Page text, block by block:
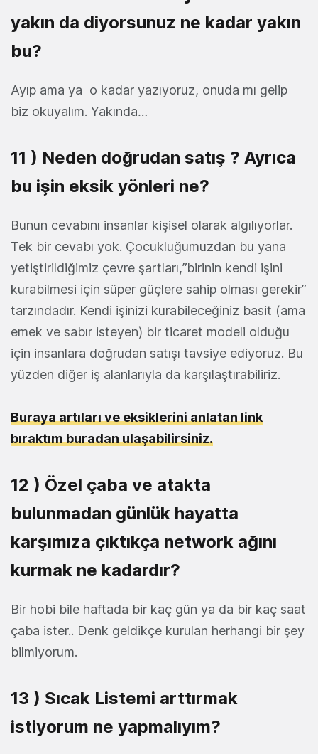
yakın da diyorsunuz ne kadar yakın
bu?
Ayıp ama ya o kadar yazıyoruz, onuda mı gelip
biz okuyalım. Yakında…
11 ) Neden doğrudan satış ? Ayrıca
bu işin eksik yönleri ne?
Bunun cevabını insanlar kişisel olarak algılıyorlar.
Tek bir cevabı yok. Çocukluğumuzdan bu yana
yetiştirildiğimiz çevre şartları,”birinin kendi işini
kurabilmesi için süper güçlere sahip olması gerekir”
tarzındadır. Kendi işinizi kurabileceğiniz basit (ama
emek ve sabır isteyen) bir ticaret modeli olduğu
için insanlara doğrudan satışı tavsiye ediyoruz. Bu
yüzden diğer iş alanlarıyla da karşılaştırabiliriz.
Buraya artıları ve eksiklerini anlatan link
bıraktım buradan ulaşabilirsiniz.
12 ) Özel çaba ve atakta
bulunmadan günlük hayatta
karşımıza çıktıkça network ağını
kurmak ne kadardır?
Bir hobi bile haftada bir kaç gün ya da bir kaç saat
çaba ister.. Denk geldikçe kurulan herhangi bir şey
bilmiyorum.
13 ) Sıcak Listemi arttırmak
istiyorum ne yapmalıyım?